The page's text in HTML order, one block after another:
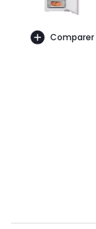
Comparer